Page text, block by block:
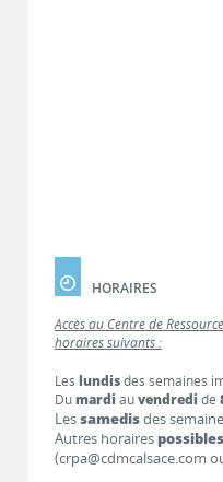
HORAIRES
Accès au Centre de
horaires suivants :
Les lundisdes semaines
Dumardi auvendredi de
Lessamedisdes
Autres horaires possibles
(crpa@cdmcalsace.com